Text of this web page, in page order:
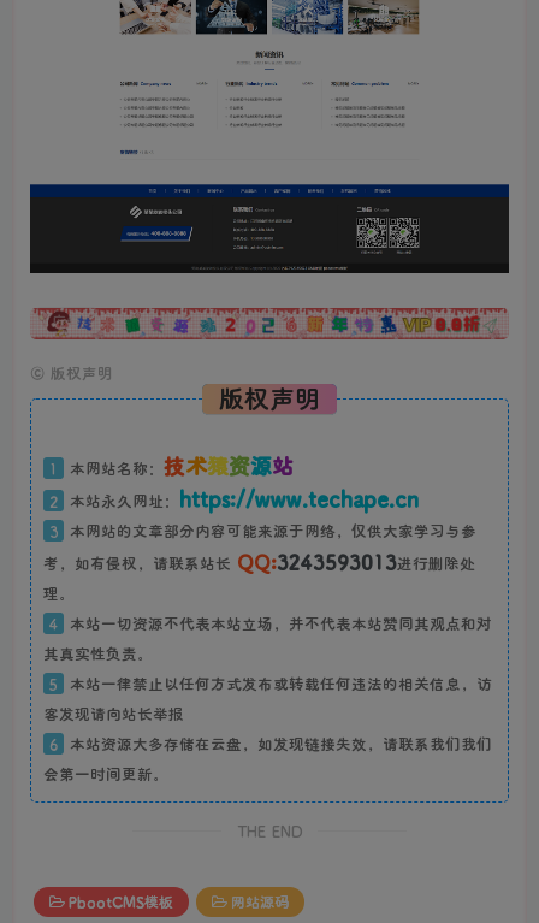
广告
© 版权声明
版权声明
1 本网站名称： 技术猿资源站
2 本站永久网址： https://www.techape.cn
3
本网站的文章部分内容可能来源于网络，仅供大家学习与参
考，如有侵权，请联系站长 QQ:3243593013进行删除处
理。
4
本站一切资源不代表本站立场，并不代表本站赞同其观点和对
其真实性负责。
5
本站一律禁止以任何方式发布或转载任何违法的相关信息，访
客发现请向站长举报
6
本站资源大多存储在云盘，如发现链接失效，请联系我们我们
会第一时间更新。
THE END
PbootCMS模板
网站源码